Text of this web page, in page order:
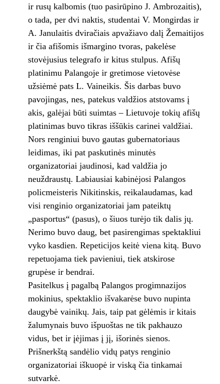
ir rusų kalbomis (tuo pasirūpino J. Ambrozaitis),
o tada, per dvi naktis, studentai V. Mongirdas ir
A. Janulaitis dviračiais apvažiavo dalį Žemaitijos
ir čia afišomis išmargino tvoras, pakelėse
stovėjusius telegrafo ir kitus stulpus. Afišų
platinimu Palangoje ir gretimose vietovėse
užsiėmė pats L. Vaineikis. Šis darbas buvo
pavojingas, nes, patekus valdžios atstovams į
akis, galėjai būti suimtas – Lietuvoje tokių afišų
platinimas buvo tikras iššūkis carinei valdžiai.
Nors renginiui buvo gautas gubernatoriaus
leidimas, iki pat paskutinės minutės
organizatoriai jaudinosi, kad valdžia jo
neuždraustų. Labiausiai kabinėjosi Palangos
policmeisteris Nikitinskis, reikalaudamas, kad
visi renginio organizatoriai jam pateiktų
„pasportus“ (pasus), o šiuos turėjo tik dalis jų.
Nerimo buvo daug, bet pasirengimas spektakliui
vyko kasdien. Repeticijos keitė viena kitą. Buvo
repetuojama tiek pavieniui, tiek atskirose
grupėse ir bendrai.
Pasitelkus į pagalbą Palangos progimnazijos
mokinius, spektaklio išvakarėse buvo nupinta
daugybė vainikų. Jais, taip pat gėlėmis ir kitais
žalumynais buvo išpuoštas ne tik pakhauzo
vidus, bet ir įėjimas į jį, išorinės sienos.
Prišnerkštą sandėlio vidų patys renginio
organizatoriai iškuopė ir viską čia tinkamai
sutvarkė.